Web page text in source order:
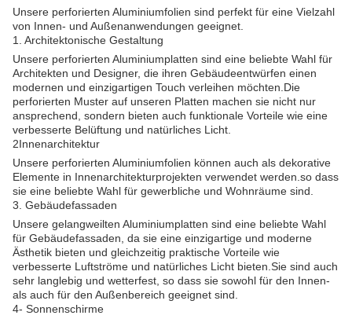
Unsere perforierten Aluminiumfolien sind perfekt für eine Vielzahl
von Innen- und Außenanwendungen geeignet.
1. Architektonische Gestaltung
Unsere perforierten Aluminiumplatten sind eine beliebte Wahl für
Architekten und Designer, die ihren Gebäudeentwürfen einen
modernen und einzigartigen Touch verleihen möchten.Die
perforierten Muster auf unseren Platten machen sie nicht nur
ansprechend, sondern bieten auch funktionale Vorteile wie eine
verbesserte Belüftung und natürliches Licht.
2Innenarchitektur
Unsere perforierten Aluminiumfolien können auch als dekorative
Elemente in Innenarchitekturprojekten verwendet werden.so dass
sie eine beliebte Wahl für gewerbliche und Wohnräume sind.
3. Gebäudefassaden
Unsere gelangweilten Aluminiumplatten sind eine beliebte Wahl
für Gebäudefassaden, da sie eine einzigartige und moderne
Ästhetik bieten und gleichzeitig praktische Vorteile wie
verbesserte Luftströme und natürliches Licht bieten.Sie sind auch
sehr langlebig und wetterfest, so dass sie sowohl für den Innen-
als auch für den Außenbereich geeignet sind.
4- Sonnenschirme